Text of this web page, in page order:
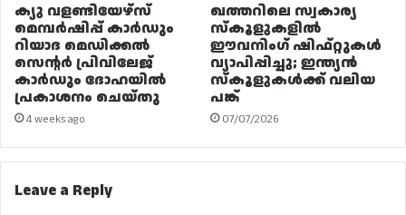
ക്യു വളണ്ടിയേഴ്‌സ്
മെമ്പർഷിപ്പ് കാർഡും
റിയാദ മെഡിക്കൽ
സെന്റർ പ്രിവിലേജ്
കാർഡും ദോഹയിൽ
പ്രകാശനം ചെയ്തു
4 weeks ago
ഖത്തറിലെ സ്വകാര്യ
സ്കൂളുകളിൽ
ഈവനിംഗ് ഷിഫ്റ്റുകൾ
വ്യാപിപ്പിച്ചു; ഇന്ത്യൻ
സ്കൂളുകൾക്ക് വലിയ
പങ്ക്
07/07/2026
Leave a Reply